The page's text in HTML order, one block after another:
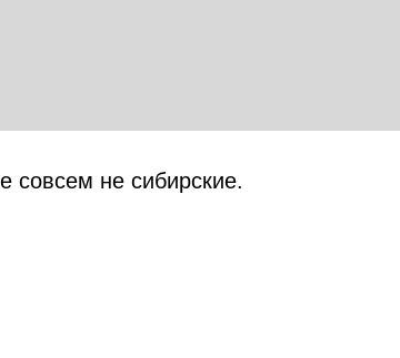
совсем не сибирские.